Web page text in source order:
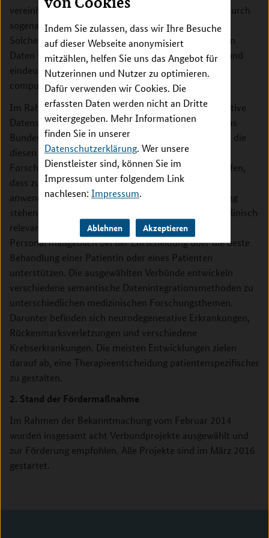
Indem Sie zulassen, dass wir Ihre Besuche
auf dieser Webseite anonymisiert
mitzählen, helfen Sie uns das Angebot für
Nutzerinnen und Nutzer zu optimieren.
Dafür verwenden wir Cookies. Die
erfassten Daten werden nicht an Dritte
weitergegeben. Mehr Informationen
finden Sie in unserer
Datenschutzerklärung. Wer unsere
Dienstleister sind, können Sie im
Impressum unter folgendem Link
nachlesen: Impressum.
Ablehnen Akzeptieren
vereinheitlichen und inhaltlich quellenübergreifend durch
sogenannte semantische Metadaten zu beschreiben.
Solche Metadaten ermöglichen es, die Bedeutung von
Daten – also ihre Semantik – allgemeinverständlich und
eindeutig zu definieren und damit automatisiert
computergestützt weiterzuverarbeiten.
Im Rahmen der Fördermaßnahme „i:DSem – Integrative
Datensemantik in der Systemmedizin“ unterstützt das
Bundesforschungsministerium Forschungsvorhaben, die
diesen Ansatz aufgreifen. Interdisziplinäre
Forschungsprojekte sollen die Grundlage dafür schaffen,
dass zukünftig etwa dem behandelnden Arzt
anwendungsnahe Computerprogramme zur Verfügung
stehen, die ihm oder ihr einen Zugriff auf sämtliche klinisch
relevante Daten ermöglichen. Dies soll das ärztliche
Personal maßgeblich bei der Entscheidung über die beste
Behandlung einer Patientin oder eines Patienten
unterstützen. Die ausgewählten Verbünde entwickeln
verschiedene semantische Datenintegrationsmethoden zu
unterschiedlichen medizinischen Forschungsthemen.
Darunter befinden sich neurodegenerative Erkrankungen,
Rückenmarksverletzungen und verschiedene
Krebserkrankungen. Die meisten Entwicklungen zielen
darauf ab, eine Therapieentscheidung patientenspezifischer
zu gestalten.
2. Stand der Fördermaßnahme
Im Rahmen der Bekanntmachung vom Februar 2014
wurden insgesamt acht Verbundprojekte ausgewählt und
zur Förderung empfohlen. Alle Projekte sind im März 2016
gestartet.